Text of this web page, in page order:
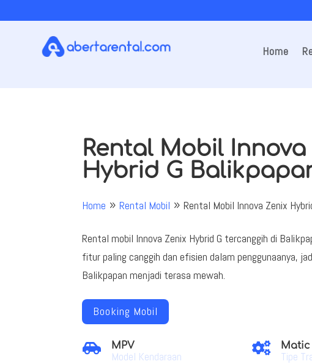
Home
Rental Mobil Innova
Hybrid G
Home 9 Rental Mobil 9 Rental Mobil Innova Zenix
Rental mobil Innova Zenix Hybrid G tercanggih di
fitur paling canggih dan efisien dalam penggunaanya,
Balikpapan menjadi terasa mewah.
Booking Mobil
 MPV
Model Kendaraan
 Matic
Tipe